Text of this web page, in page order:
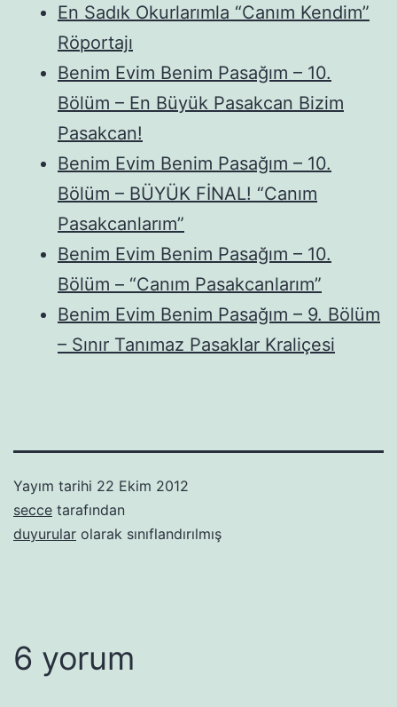
En Sadık Okurlarımla “Canım Kendim”
Röportajı
Benim Evim Benim Pasağım – 10.
Bölüm – En Büyük Pasakcan Bizim
Pasakcan!
Benim Evim Benim Pasağım – 10.
Bölüm – BÜYÜK FİNAL! “Canım
Pasakcanlarım”
Benim Evim Benim Pasağım – 10.
Bölüm – “Canım Pasakcanlarım”
Benim Evim Benim Pasağım – 9. Bölüm
– Sınır Tanımaz Pasaklar Kraliçesi
Yayım tarihi 22 Ekim 2012
secce tarafından
duyurular olarak sınıflandırılmış
6 yorum